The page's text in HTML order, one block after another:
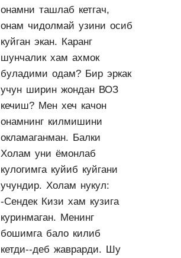
онамни ташлаб кетгач,
онам чидолмай узини осиб
куйган экан. Каранг
шунчалик хам ахмок
буладими одам? Бир эркак
учун ширин жондан ВОЗ
кечиш? Мен хеч качон
онамнинг килмишини
окламаганман. Балки
Холам уни ёмонлаб
кулогимга куйиб куйгани
учундир. Холам нукул:
-Сендек Кизи хам кузига
куринмаган. Менинг
бошимга бало килиб
кетди--деб жаврарди. Шу